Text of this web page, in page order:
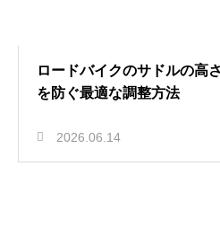
ロードバイクのサドルの高
を防ぐ最適な調整方法
2026.06.14